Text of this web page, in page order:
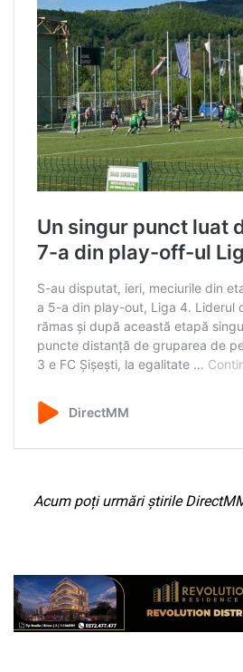
Acum poți urmări știrile